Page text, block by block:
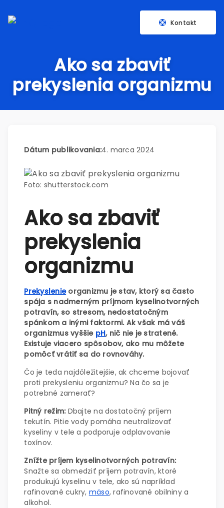
Kontakt
Ako sa zbaviť
prekyslenia organizmu
Dátum publikovania:4. marca 2024
Foto: shutterstock.com
Ako sa zbaviť
prekyslenia
organizmu
Prekyslenieorganizmu je stav, ktorý sa často
spája s nadmerným príjmom kyselinotvorných
potravín, so stresom, nedostatočným
spánkom a inými faktormi. Ak však má váš
organizmus vyššie pH, nič nie je stratené.
Existuje viacero spôsobov, ako mu môžete
pomôcť vrátiť sa do rovnováhy.
Čo je teda najdôležitejšie, ak chceme bojovať
proti prekysleniu organizmu? Na čo sa je
potrebné zamerať?
Pitný režim: Dbajte na dostatočný príjem
tekutín. Pitie vody pomáha neutralizovať
kyseliny v tele a podporuje odplavovanie
toxínov.
Znížte príjem kyselinotvorných potravín:
Snažte sa obmedziť príjem potravín, ktoré
produkujú kyselinu v tele, ako sú napríklad
rafinované cukry, mäso, rafinované obilniny a
alkohol.